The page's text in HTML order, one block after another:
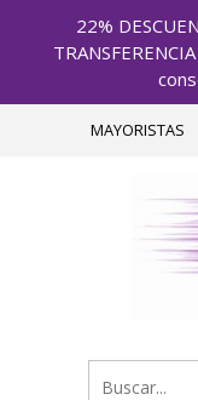
22%
MAYORISTAS